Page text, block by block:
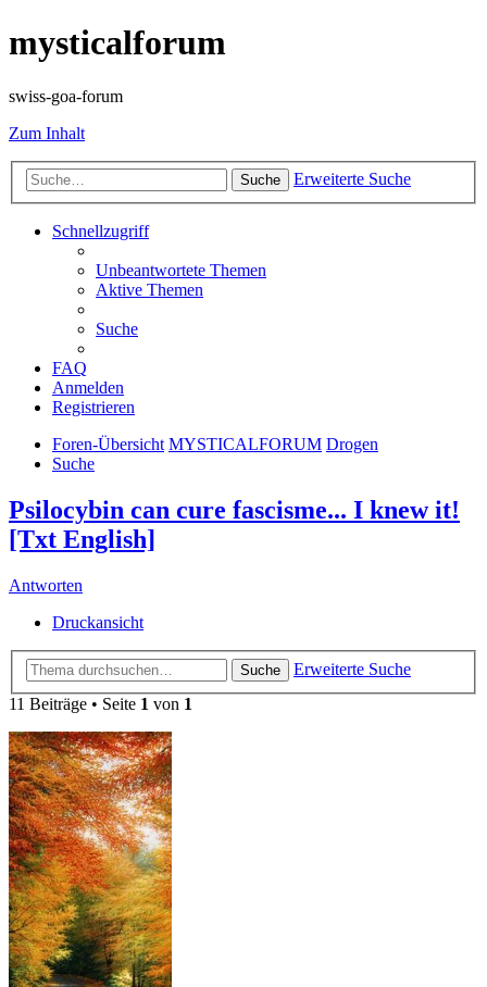
mysticalforum
swiss-goa-forum
Zum Inhalt
Suche Erweiterte Suche
Schnellzugriff
Unbeantwortete Themen
Aktive Themen
Suche
FAQ
Anmelden
Registrieren
Foren-Übersicht MYSTICALFORUM Drogen
Suche
Psilocybin can cure fascisme... I knew it!
[Txt English]
Antworten
Druckansicht
Suche
Erweiterte Suche
11 Beiträge • Seite 1 von 1